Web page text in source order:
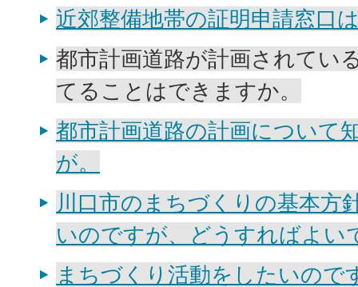
近郊整備地帯の証明申請窓口
都市計画道路が計画されてい
てることはできますか。
都市計画道路の計画について
が。
川口市のまちづくりの基本方
いのですが、どうすればよい
まちづくり活動をしたいので